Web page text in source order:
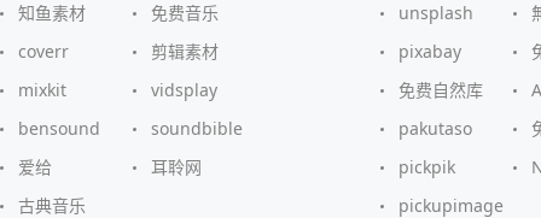
知鱼素材
免费音乐
coverr
剪辑素材
mixkit
vidsplay
bensound
soundbible
爱给
耳聆网
古典音乐
unsplash
pixabay
免费自然库
pakutaso
pickpik
pickupimage